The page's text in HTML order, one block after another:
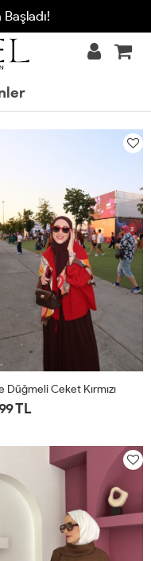
Başladı!
Düğmeli Ceket Kırmızı
TL